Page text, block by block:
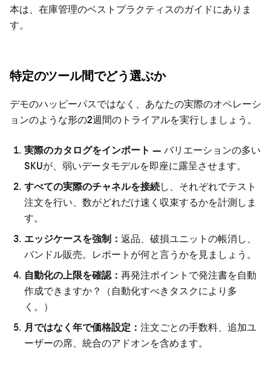
本は、 在庫管理のベストプラクティスのガイドにありま
す。
特定のツール間でどう選ぶか
デモのハッピーパスではなく、あなたの実際のオペレーシ
ョンのような形の2週間のトライアルを実行しましょう。
実際のカタログをインポート — バリエーションの多い
SKUが、弱いデータモデルを即座に露呈させます。
すべての実際のチャネルを接続し、それぞれでテスト
注文を行い、数がどれだけ速く収束するかを計測しま
す。
エッジケースを強制： 返品、破損ユニットの帳消し、
バンドル販売。レポートが何と言うかを見ましょう。
自動化の上限を確認： 再発注ポイントで発注書を自動
作成できますか？（自動化すべきタスクにより多
く。）
月ではなく年で価格設定： 注文ごとの手数料、追加ユ
ーザーの席、統合のアドオンを含めます。